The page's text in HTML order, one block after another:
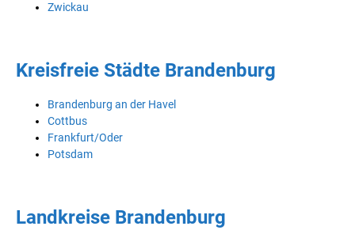
Zwickau
Kreisfreie Städte Brandenburg
Brandenburg an der Havel
Cottbus
Frankfurt/Oder
Potsdam
Landkreise Brandenburg